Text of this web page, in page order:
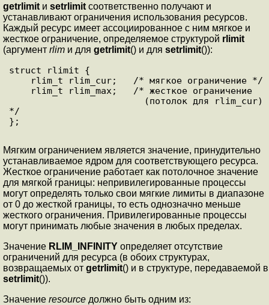
getrlimit и setrlimit соответственно получают и
устанавливают ограничения использования ресурсов.
Каждый ресурс имеет ассоциированное с ним мягкое и
жесткое ограничение, определяемое структурой rlimit
(аргумент rlim и для getrlimit() и для setrlimit()):
struct rlimit {
*/
};
Мягким ограничением является значение, принудительно
устанавливаемое ядром для соответствующего ресурса.
Жесткое ограничение работает как потолочное значение
для мягкой границы: непривилегированные процессы
могут определять только свои мягкие лимиты в диапазоне
от 0 до жесткой границы, то есть однозначно меньше
жесткого ограничения. Привилегированные процессы
могут принимать любые значения в любых пределах.
Значение RLIM_INFINITY определяет отсутствие
ограничений для ресурса (в обоих структурах,
возвращаемых от getrlimit() и в структуре, передаваемой в
setrlimit()).
Значение resource должно быть одним из: